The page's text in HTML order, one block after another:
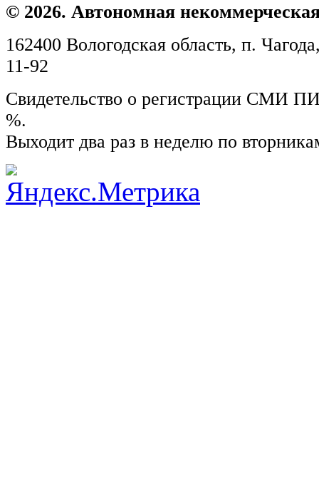
© 2026. Автономная
162400 Вологодская область, п.
11-92
Свидетельство о регистрации СМИ
%.
Выходит два раз в неделю по